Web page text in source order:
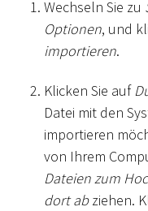
Wechseln Sie zu
Optionen, und
importieren.
Klicken Sie auf
Datei mit den
importieren
von Ihrem
Dateien zum
dort abziehen.